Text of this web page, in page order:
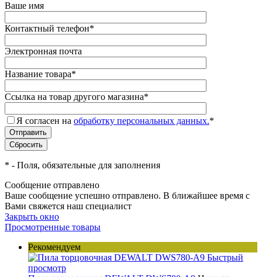
Ваше имя
Контактный телефон*
Электронная почта
Название товара*
Ссылка на товар другого магазина*
Я согласен на обработку персональных данных.*
* - Поля, обязательные для заполнения
Сообщение отправлено
Ваше сообщение успешно отправлено. В ближайшее время с
Вами свяжется наш специалист
Закрыть окно
Просмотренные товары
Рекомендуем
Быстрый
просмотр